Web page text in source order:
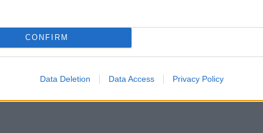
CONFIRM
Data Deletion Data Access Privacy Policy